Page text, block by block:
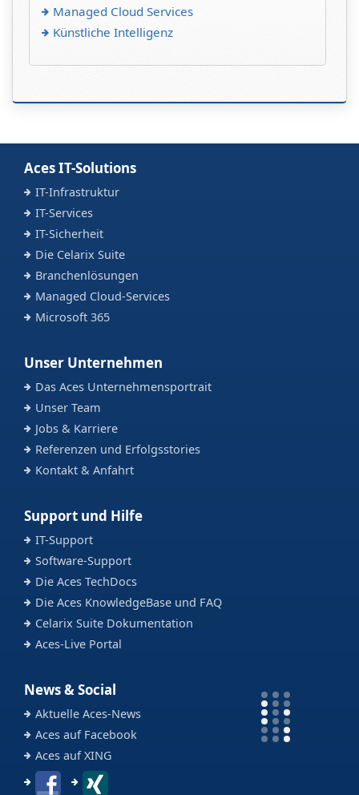
Managed Cloud Services
Künstliche Intelligenz
Aces IT-Solutions
IT-Infrastruktur
IT-Services
IT-Sicherheit
Die Celarix Suite
Branchenlösungen
Managed Cloud-Services
Microsoft 365
Unser Unternehmen
Das Aces Unternehmensportrait
Unser Team
Jobs & Karriere
Referenzen und Erfolgsstories
Kontakt & Anfahrt
Support und Hilfe
IT-Support
Software-Support
Die Aces TechDocs
Die Aces KnowledgeBase und FAQ
Celarix Suite Dokumentation
Aces-Live Portal
News & Social
Aktuelle Aces-News
Aces auf Facebook
Aces auf XING